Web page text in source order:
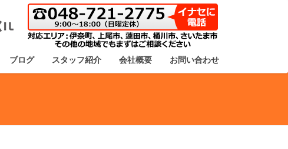
ブログ スタッフ紹介 会社概要 お問い合わせ